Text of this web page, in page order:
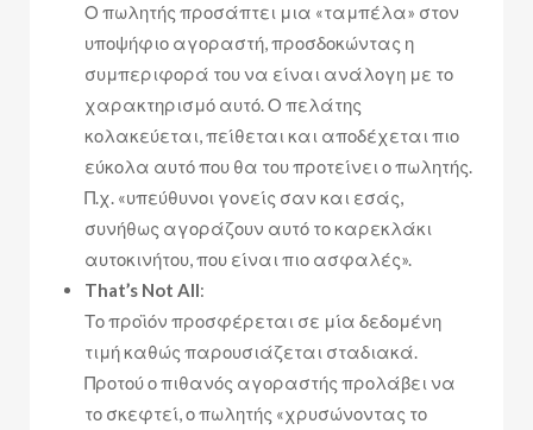
Ο πωλητής προσάπτει μια «ταμπέλα» στον
υποψήφιο αγοραστή, προσδοκώντας η
συμπεριφορά του να είναι ανάλογη με το
χαρακτηρισμό αυτό. Ο πελάτης
κολακεύεται, πείθεται και αποδέχεται πιο
εύκολα αυτό που θα του προτείνει ο πωλητής.
Π.χ. «υπεύθυνοι γονείς σαν και εσάς,
συνήθως αγοράζουν αυτό το καρεκλάκι
αυτοκινήτου, που είναι πιο ασφαλές».
That’s Not All:
Το προϊόν προσφέρεται σε μία δεδομένη
τιμή καθώς παρουσιάζεται σταδιακά.
Προτού ο πιθανός αγοραστής προλάβει να
το σκεφτεί, ο πωλητής «χρυσώνοντας το